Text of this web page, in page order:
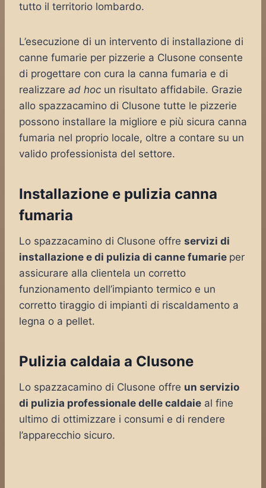
tutto il territorio lombardo.
L’esecuzione di un intervento di installazione di
canne fumarie per pizzerie a Clusone consente
di progettare con cura la canna fumaria e di
realizzare ad hoc un risultato affidabile. Grazie
allo spazzacamino di Clusone tutte le pizzerie
possono installare la migliore e più sicura canna
fumaria nel proprio locale, oltre a contare su un
valido professionista del settore.
Installazione e pulizia canna
fumaria
Lo spazzacamino di Clusone offre servizi di
installazione e di pulizia di canne fumarie per
assicurare alla clientela un corretto
funzionamento dell’impianto termico e un
corretto tiraggio di impianti di riscaldamento a
legna o a pellet.
Pulizia caldaia a Clusone
Lo spazzacamino di Clusone offre un servizio
di pulizia professionale delle caldaie al fine
ultimo di ottimizzare i consumi e di rendere
l’apparecchio sicuro.